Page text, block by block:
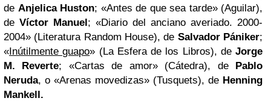
de Anjelica Huston; «Antes de que sea tarde» (Aguilar),
de Víctor Manuel; «Diario del anciano averiado. 2000-
2004» (Literatura Random House), de SalvadorPániker;
«Inútilmente guapo» (La Esfera de los Libros), de Jorge
M. Reverte; «Cartas de amor» (Cátedra), de Pablo
Neruda, o «Arenas movedizas» (Tusquets), de Henning
Mankell.